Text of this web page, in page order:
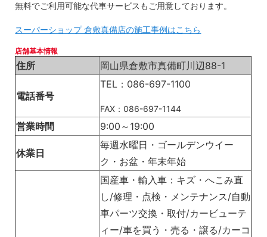
無料でご利用可能な代車サービスもご用意しております。
スーパーショップ 倉敷真備店の施工事例はこちら
店舗基本情報
住所 岡山県倉敷市真備町川辺88-1
電話番号
TEL：086-697-1100
FAX：086-697-1144
営業時間 9:00～19:00
休業日
毎週水曜日・ゴールデンウイー
ク・お盆・年末年始
国産車・輸入車：キズ・へこみ直
し/修理・点検・メンテナンス/自動
車パーツ交換・取付/カービューテ
ィー/車を買う・売る・譲る/カーコ